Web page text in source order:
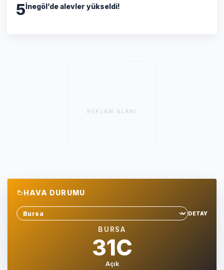
5İnegöl’de alevler yükseldi!
REKLAM ALANI
HAVA DURUMU
Sehir sec
DETAY
BURSA
31C
Açık